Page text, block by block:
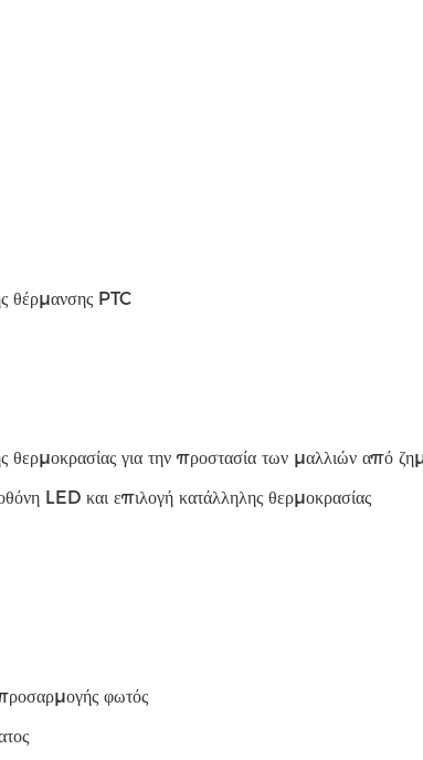
θέρμανσης PTC
θερμοκρασίας για την προστασία των μαλλιών από
LED και επιλογή κατάλληλης θερμοκρασίας
φωτός